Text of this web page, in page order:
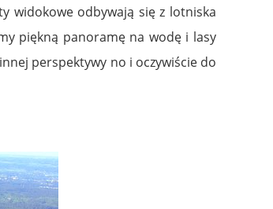
widokowe odbywają się z lotniska
piękną panoramę na wodę i lasy
perspektywy no i oczywiście do